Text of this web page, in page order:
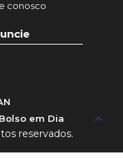
conosco
em Dia
reservados.
keyboard_arrow_up